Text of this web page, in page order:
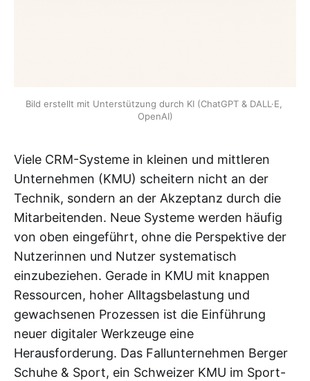
Bild erstellt mit Unterstützung durch KI (ChatGPT & DALL·E,
OpenAI)
Viele CRM-Systeme in kleinen und mittleren
Unternehmen (KMU) scheitern nicht an der
Technik, sondern an der Akzeptanz durch die
Mitarbeitenden. Neue Systeme werden häufig
von oben eingeführt, ohne die Perspektive der
Nutzerinnen und Nutzer systematisch
einzubeziehen. Gerade in KMU mit knappen
Ressourcen, hoher Alltagsbelastung und
gewachsenen Prozessen ist die Einführung
neuer digitaler Werkzeuge eine
Herausforderung. Das Fallunternehmen Berger
Schuhe & Sport, ein Schweizer KMU im Sport-